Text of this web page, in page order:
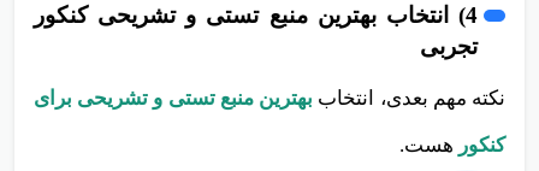
4) انتخاب بهترین منبع تستی و تشریحی کنکور
تجربی
نکته مهم بعدی، انتخاب بهترین منبع تستی و تشریحی برای
کنکور هست.